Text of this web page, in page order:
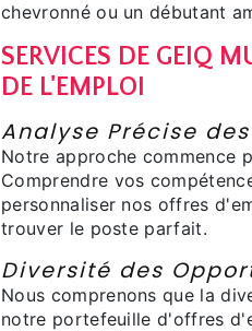
chevronné ou un débutant
SERVICES DE GEIQ
DE L'EMPLOI
Analyse Précise
Notre approche commence
Comprendre vos
personnaliser nos offres
trouver le poste parfait.
Diversité des
Nous comprenons que la
notre portefeuille d'offres